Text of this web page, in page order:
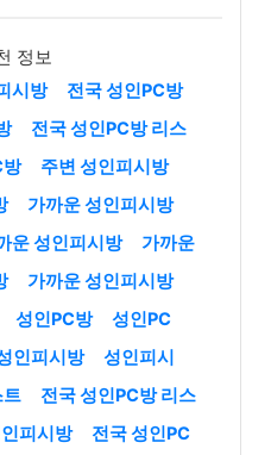
정보
시방
전국 성인PC방
전국 성인PC방 리스
방
주변 성인피시방
가까운 성인피시방
운 성인피시방
가까운
가까운 성인피시방
성인PC방
성인PC
인피시방
성인피시
트
전국 성인PC방 리스
피시방
전국 성인PC